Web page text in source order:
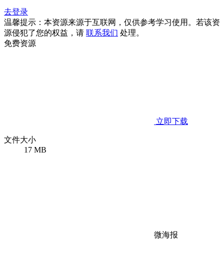
去登录
温馨提示：本资源来源于互联网，仅供参考学习使用。若该资
源侵犯了您的权益，请 联系我们 处理。
免费资源
立即下载
文件大小
17 MB
微海报